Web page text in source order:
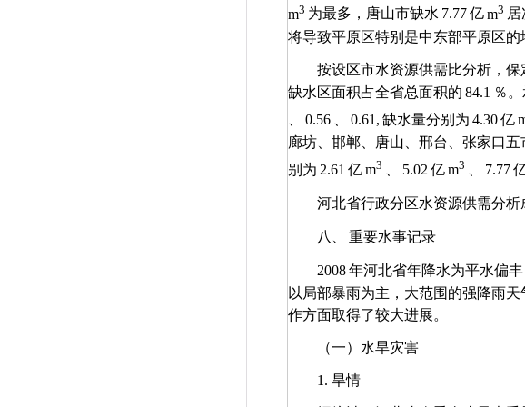
m3 为最多，唐山市缺水 7.77亿m3
将导致平原区特别是中东部平原区的
按设区市水资源供需比分析，
缺水区面积占全省总面积的 84.1 ％
0.56 0.61, 缺水量分别为 4.30亿
廊坊、邯郸、唐山、邢台、张家口
别为 2.61 亿m3 5.02 亿m3 7.77
河北省行政分区水资源供需分析
八、 重要水事记录
2008年河北省年降水为平水偏
以局部暴雨为主，大范围的强降雨
作方面取得了较大进展。
（一）水旱灾害
1. 旱情